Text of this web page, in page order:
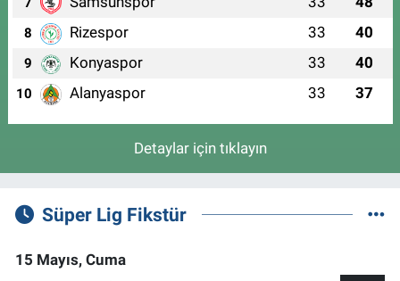
8 Rizespor 33 40
9 Konyaspor 33 40
10 Alanyaspor 33 37
Detaylar için tıklayın
Süper Lig Fikstür
15 Mayıs, Cuma